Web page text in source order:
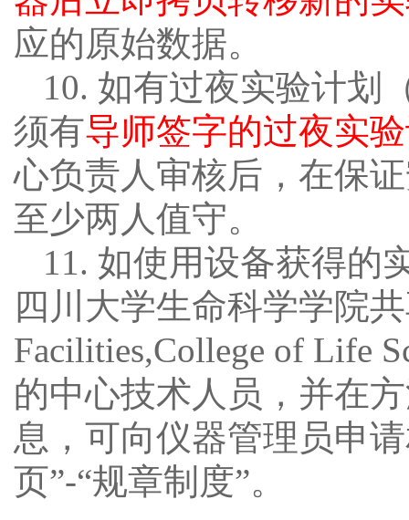
应的原始数据。
10. 如有过夜实验计划
须有导师签字的过夜实
心负责人审核后，在保
至少两人值守。
11. 如使用设备获得的
四川大学生命科学学院
Facilities,College of Life
的中心技术人员，并在
息，可向仪器管理员申
页”-“规章制度”。